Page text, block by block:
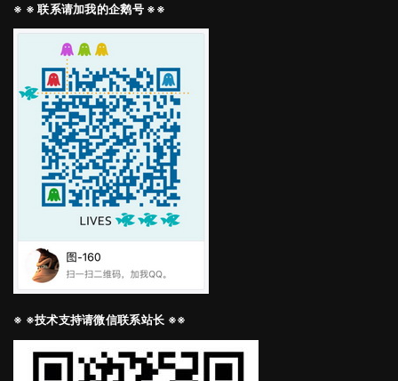
※ ※ 联系请加我的企鹅号 ※※
※ ※技术支持请微信联系站长 ※※